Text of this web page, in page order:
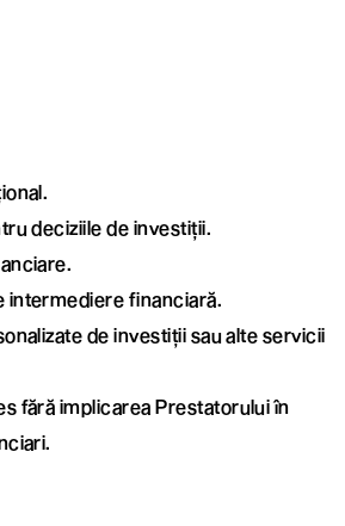
deciziile de investiții.
intermediere financiară.
de investiții sau alte servicii
fără implicarea Prestatorului în